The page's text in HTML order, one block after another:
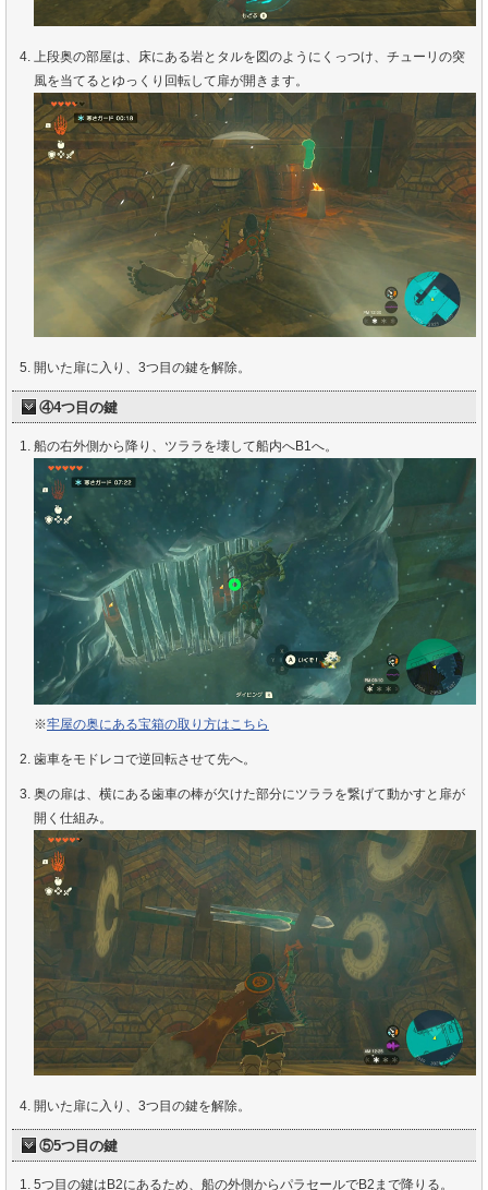
上段奥の部屋は、床にある岩とタルを図のようにくっつけ、チューリの突
風を当てるとゆっくり回転して扉が開きます。
開いた扉に入り、3つ目の鍵を解除。
④4つ目の鍵
船の右外側から降り、ツララを壊して船内へB1へ。
※牢屋の奥にある宝箱の取り方はこちら
歯車をモドレコで逆回転させて先へ。
奥の扉は、横にある歯車の棒が欠けた部分にツララを繋げて動かすと扉が
開く仕組み。
開いた扉に入り、3つ目の鍵を解除。
⑤5つ目の鍵
5つ目の鍵はB2にあるため、船の外側からパラセールでB2まで降りる。